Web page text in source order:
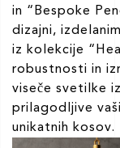
in “Bespoke
dizajni,
iz kolekcije
robustnosti in
viseče svetilke
prilagodljive
unikatnih kosov.